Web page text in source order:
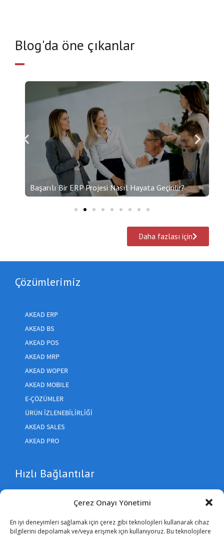
Çerez Onayı Yönetimi
En iyi deneyimleri sağlamak için çerez gibi teknolojileri kullanarak cihaz
bilgilerini depolamak ve/veya erişmek için kullanıyoruz. Bu teknolojilere
Blog'da öne çıkanlar
Başarılı Bir ERP Projesi Nasıl Hayata Geçirilir?
Daha fazlası için
Çözümlerimiz
AKEAD ERP
AKEAD BS
AKEAD POS
AKEAD MRP
AKEAD WOPER
AKEAD MOBILE
E-ÇÖZÜMLER
ÜRÜN IZLENEBILIRLIĞI
AKEAD SALES
AKEAD PRO
Hızlı Bağlantılar
Nasıl Satın Alabilirim?
Hakkında